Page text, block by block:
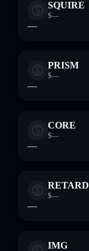
SQUIRE
$—
—
PRISM
$—
—
CORE
$—
—
RETARD
$—
—
IMG